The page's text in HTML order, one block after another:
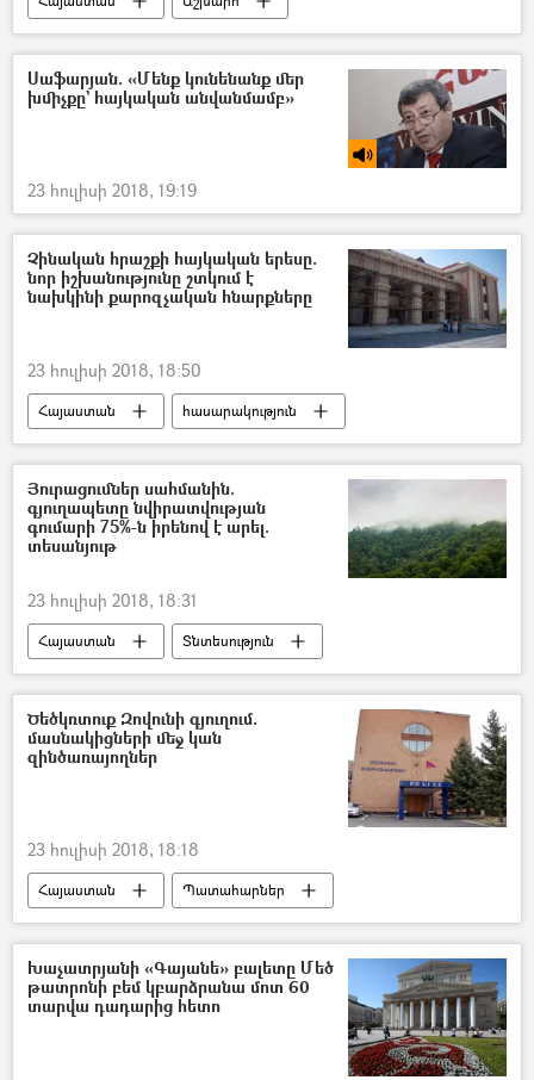
Քաղաքականություն
Տարածաշրջան
Վրաստանի Հանրապետություն
Նիկոլ Փաշինյան
Սաֆարյան. «Մենք կունենանք մեր
խմիչքը` հայկական անվանմամբ»
23 հուլիսի 2018, 19:19
Չինական հրաշքի հայկական երեսը.
նոր իշխանությունը շտկում է
նախկինի քարոզչական հնարքները
23 հուլիսի 2018, 18:50
Հայաստան հասարակություն
Յուրացումներ սահմանին.
գյուղապետը նվիրատվության
գումարի 75%-ն իրենով է արել.
տեսանյութ
23 հուլիսի 2018, 18:31
Հայաստան Տնտեսություն
Ծեծկռտուք Զովունի գյուղում.
մասնակիցների մեջ կան
զինծառայողներ
23 հուլիսի 2018, 18:18
Հայաստան Պատահարներ
Խաչատրյանի «Գայանե» բալետը Մեծ
թատրոնի բեմ կբարձրանա մոտ 60
տարվա դադարից հետո